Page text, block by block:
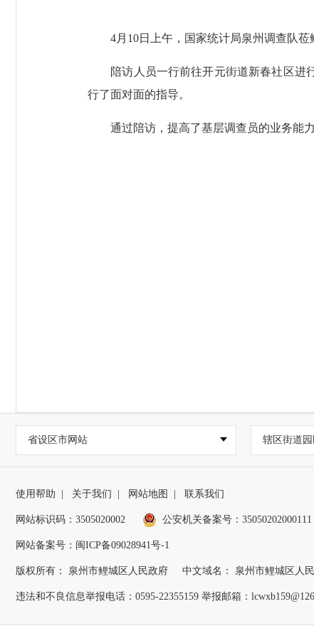
4月10日上午，国家统计局泉州调查队莅
陪访人员一行前往开元街道新春社区进行
行了面对面的指导。
通过陪访，提高了基层调查员的业务能力
省设区市网站 辖区街道
使用帮助 | 关于我们 | 网站地图 | 联系我们
网站标识码：3505020002 公安机关备案号：35050202000111
网站备案号：闽ICP备09028941号-1
版权所有： 泉州市鲤城区人民政府 中文域名： 泉州市鲤城区人
违法和不良信息举报电话：0595-22355159 举报邮箱：